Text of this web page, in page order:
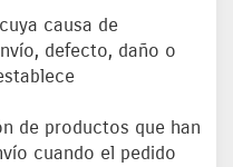
causa de
defecto, daño o
de productos que han
cuando el pedido